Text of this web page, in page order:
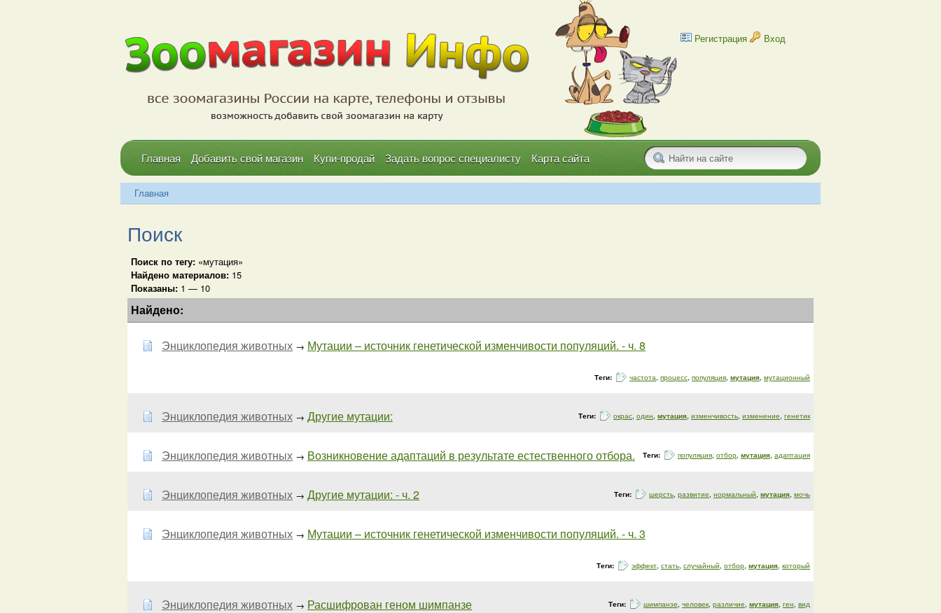
Регистрация Вход
Главная Добавить свой магазин Купи-продай Задать вопрос специалисту Карта сайта
Главная
Поиск
Поиск по тегу: «мутация»
Найдено материалов: 15
Показаны: 1 — 10
Найдено:
Энциклопедия животных → Мутации – источник генетической изменчивости популяций. - ч. 8
Теги: частота, процесс, популяция, мутация, мутационный
Энциклопедия животных → Другие мутации: Теги: окрас, один, мутация, изменчивость, изменение, генетик
Энциклопедия животных → Возникновение адаптаций в результате естественного отбора. Теги: популяция, отбор, мутация, адаптация
Энциклопедия животных → Другие мутации: - ч. 2 Теги: шерсть, развитие, нормальный, мутация, мочь
Энциклопедия животных → Мутации – источник генетической изменчивости популяций. - ч. 3
Теги: эффект, стать, случайный, отбор, мутация, который
Энциклопедия животных → Расшифрован геном шимпанзе Теги: шимпанзе, человек, различие, мутация, ген, вид